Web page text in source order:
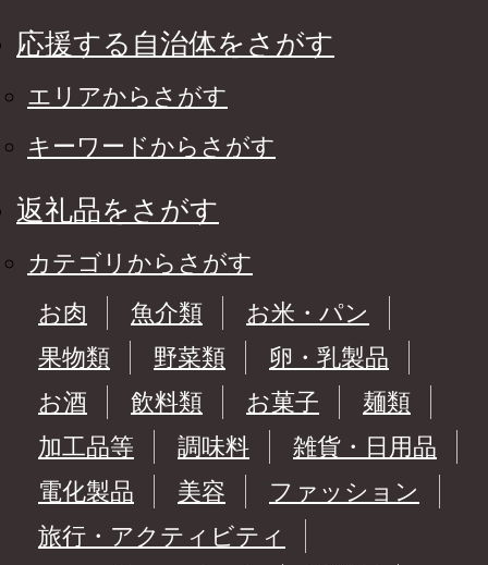
応援する自治体をさがす
エリアからさがす
キーワードからさがす
返礼品をさがす
カテゴリからさがす
お肉
魚介類
お米・パン
果物類
野菜類
卵・乳製品
お酒
飲料類 お菓子
麺類
加工品等
調味料
雑貨・日用品
電化製品
美容
ファッション
旅行・アクティビティ